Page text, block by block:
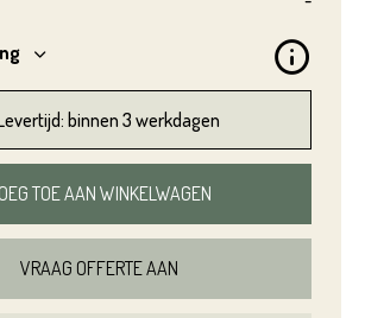
binnen 3 werkdagen
TOE AAN WINKELWAGEN
VRAAG OFFERTE AAN